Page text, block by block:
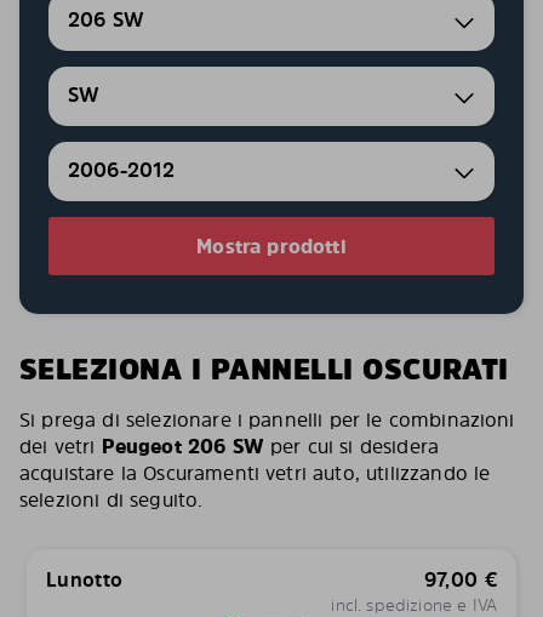
206 SW
SW
2006-2012
Mostra prodotti
SELEZIONA I PANNELLI OSCURATI
Si prega di selezionare i pannelli per le combinazioni
dei vetri Peugeot 206 SW per cui si desidera
acquistare la Oscuramenti vetri auto, utilizzando le
selezioni di seguito.
Lunotto 97,00 €
incl. spedizione e IVA